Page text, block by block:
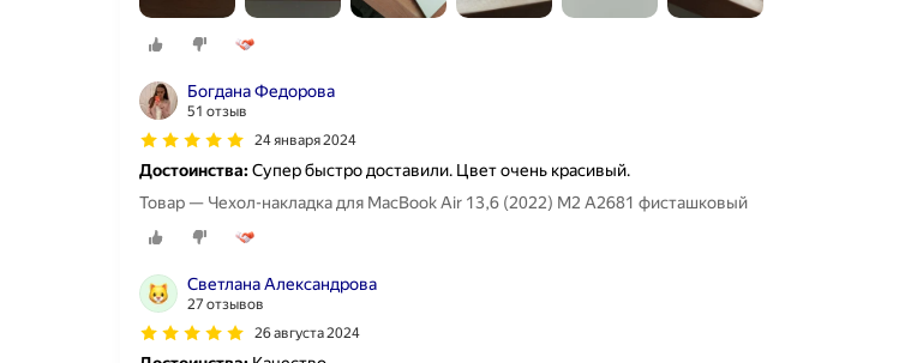
Богдана Федорова
51 отзыв
24 января 2024
Достоинства:Супер быстро доставили. Цвет очень красивый.
Товар — Чехол-накладка для MacBook Air 13,6 (2022) M2 A2681 фисташковый
Светлана Александрова
27 отзывов
26 августа 2024